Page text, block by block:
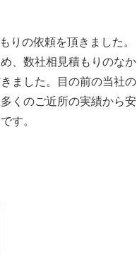
りの依頼を頂きました。
、数社相見積もりのなか
ました。目の前の当社の
くのご近所の実績から安
す。